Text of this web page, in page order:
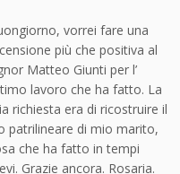
vorrei fare una
più che positiva al
Matteo Giunti per l’
lavoro che ha fatto. La
richiesta era di ricostruire il
patrilineare di mio marito,
che ha fatto in tempi
Grazie ancora. Rosaria.